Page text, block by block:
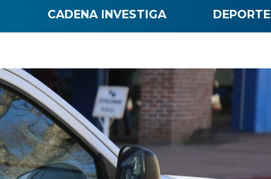
CADENA INVESTIGA DEPORTE